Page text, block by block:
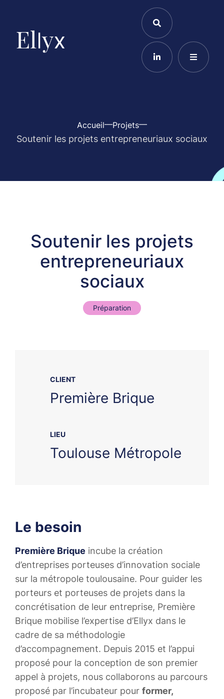
Accueil Projets
Soutenir les projets entrepreneuriaux sociaux
Soutenir les projets
entrepreneuriaux
sociaux
Préparation
CLIENT
Première Brique
LIEU
Toulouse Métropole
Le besoin
Première Brique incube la création
d’entreprises porteuses d’innovation sociale
sur la métropole toulousaine. Pour guider les
porteurs et porteuses de projets dans la
concrétisation de leur entreprise, Première
Brique mobilise l’expertise d’Ellyx dans le
cadre de sa méthodologie
d’accompagnement. Depuis 2015 et l’appui
proposé pour la conception de son premier
appel à projets, nous collaborons au parcours
proposé par l’incubateur pour former,